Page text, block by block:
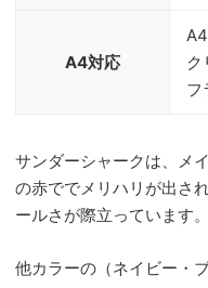
A4対応
ク
フ
サンダーシャークは、メ
の赤ででメリハリが出さ
ールさが際立っています。
他カラーの（ネイビー・